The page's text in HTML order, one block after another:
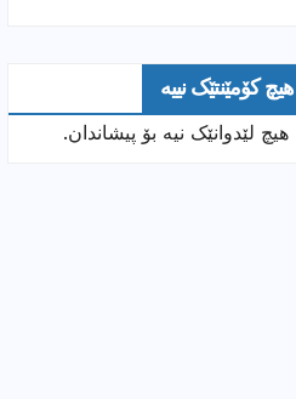
هیچ کۆمێنتێک نییە
هیچ لێدوانێک نیە بۆ پیشاندان.